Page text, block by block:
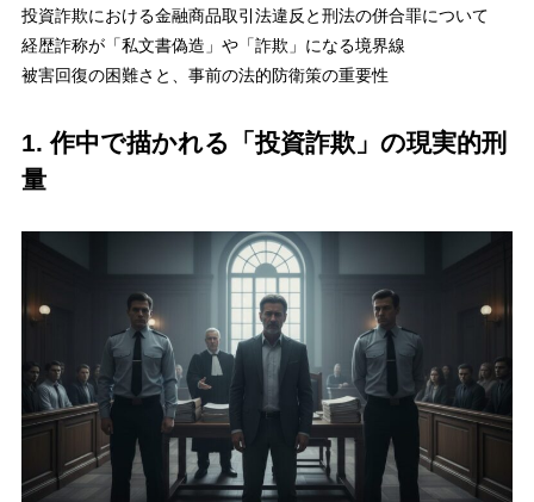
投資詐欺における金融商品取引法違反と刑法の併合罪について
経歴詐称が「私文書偽造」や「詐欺」になる境界線
被害回復の困難さと、事前の法的防衛策の重要性
1. 作中で描かれる「投資詐欺」の現実的刑
量